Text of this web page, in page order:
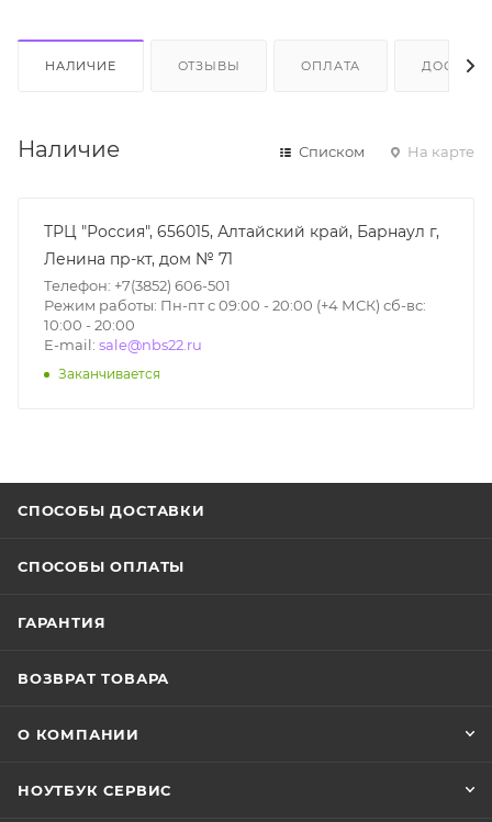
НАЛИЧИЕ ОТЗЫВЫ ОПЛАТА
Наличие Списком На карте
ТРЦ "Россия", 656015, Алтайский край, Барнаул г,
Ленина пр-кт, дом № 71
Телефон: +7(3852) 606-501
Режим работы: Пн-пт с 09:00 - 20:00 (+4 МСК) сб-вс:
10:00 - 20:00
E-mail: sale@nbs22.ru
Заканчивается
СПОСОБЫ ДОСТАВКИ
СПОСОБЫ ОПЛАТЫ
ГАРАНТИЯ
ВОЗВРАТ ТОВАРА
О КОМПАНИИ
НОУТБУК СЕРВИС